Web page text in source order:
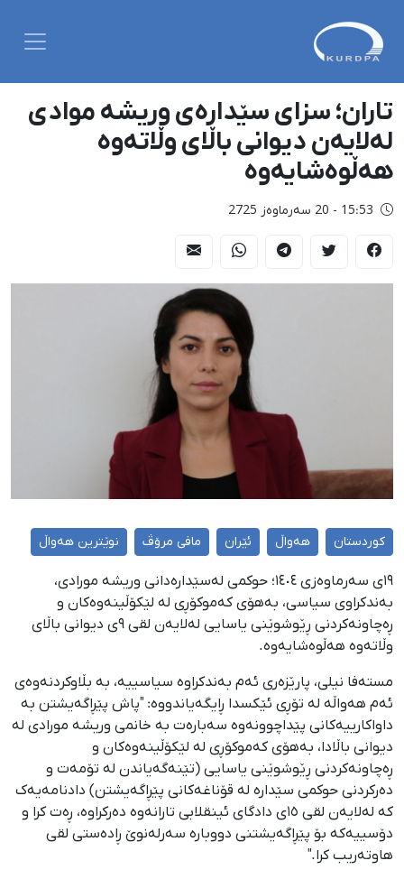
تاران؛ سزای سێدارەی وریشە موادی
لەلایەن دیوانی باڵای وڵاتەوە
هەڵوەشایەوە
15:53 - 20 سەرماوەز 2725
کوردستان هەواڵ ئێران مافی مرۆڤ نوێترین هەواڵ
١٩ی سەرماوەزی ١٤٠٤؛ حوکمی لەسێدارەدانی وریشه مورادی،
بەندکراوی سیاسی، بەهۆی کەموکۆڕی لە لێکۆڵینەوەکان و
ڕەچاونەکردنی ڕێوشوێنی یاسایی لەلایەن لقی ٩ی دیوانی باڵای
وڵاتەوە هەڵوەشایەوە.
مستەفا نیلی، پارێزەری ئەم بەندکراوە سیاسییە، بە بڵاوکردنەوەی
ئەم هەواڵە لە تۆڕی ئێکسدا ڕایگەیاندووە: "پاش پێڕاگەیشتن بە
داواکارییەکانی پێداچوونەوە سەبارەت بە خانمی وریشە مورادی لە
دیوانی باڵادا، بەهۆی کەموکۆڕی لە لێکۆڵینەوەکان و
ڕەچاونەکردنی ڕێوشوێنی یاسایی (تێنەگەیاندن لە تۆمەت و
دەرکردنی حوکمی سێدارە لە قۆناغەکانی پێڕاگەیشتن) دادنامەیەک
کە لەلایەن لقی ١٥ی دادگای ئینقلابی تارانەوە دەرکراوە، ڕەت کرا و
دۆسییەکە بۆ پێڕاگەیشتنی دووبارە سەرلەنوێ ڕادەستی لقی
هاوتەریب کرا."